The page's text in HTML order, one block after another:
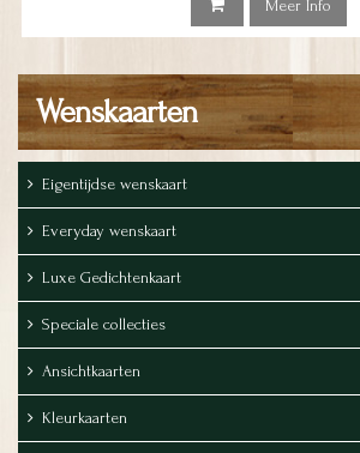
Meer Info
Wenskaarten
Eigentijdse wenskaart
Everyday wenskaart
Luxe Gedichtenkaart
Speciale collecties
Ansichtkaarten
Kleurkaarten